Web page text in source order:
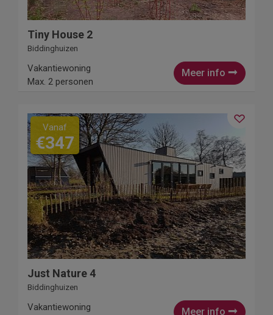
Tiny House 2
Biddinghuizen
Meer info
Vakantiewoning
Max. 2 personen
Vanaf
€347
Just Nature 4
Biddinghuizen
Meer info
Vakantiewoning